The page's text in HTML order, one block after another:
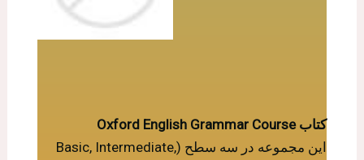
کتاب Oxford English Grammar Course
این مجموعه در سه سطح (Basic, Intermediate,